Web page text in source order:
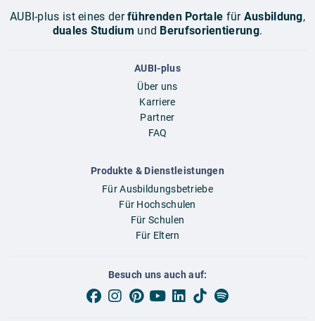
AUBI-plus ist eines derführenden Portale für Ausbildung,
duales Studium und Berufsorientierung.
AUBI-plus
Über uns
Karriere
Partner
FAQ
Produkte & Dienstleistungen
Für Ausbildungsbetriebe
Für Hochschulen
Für Schulen
Für Eltern
Besuch uns auch auf: